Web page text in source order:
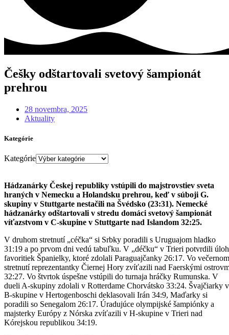
Češky odštartovali svetový šampionát
prehrou
28 novembra, 2025
Aktuality
Kategórie
Kategórie
Hádzanárky Českej republiky vstúpili do majstrovstiev sveta
hraných v Nemecku a Holandsku prehrou, keď v súboji G.
skupiny v Stuttgarte nestačili na Švédsko (23:31). Nemecké
hádzanárky odštartovali v stredu domáci svetový šampionát
víťazstvom v C-skupine v Stuttgarte nad Islandom 32:25.
V druhom stretnutí „céčka“ si Srbky poradili s Uruguajom hladko
31:19 a po prvom dni vedú tabuľku. V „déčku“ v Trieri potvrdili
favoritiek Španielky, ktoré zdolali Paraguajčanky 26:17. Vo večernom
stretnutí reprezentantky Čiernej Hory zvíťazili nad Faerskými
32:27. Vo štvrtok úspešne vstúpili do turnaja hráčky Rumunska. V
dueli A-skupiny zdolali v Rotterdame Chorvátsko 33:24. Švajčiarky v
B-skupine v Hertogenboschi deklasovali Irán 34:9, Maďarky si
poradili so Senegalom 26:17. Úradujúce olympijské šampiónky a
majsterky Európy z Nórska zvíťazili v H-skupine v Trieri nad
Kórejskou republikou 34:19.